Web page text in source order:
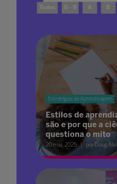
Todos 0 - 9 A B
Estratégias de Aprendizagem
Estilos de
são e por que a
questiona o mito
20 mai. 2025 por Doug